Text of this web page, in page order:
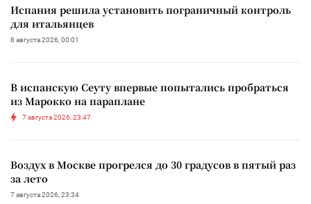
Испания решила установить пограничный контроль
для итальянцев
8 августа 2026, 00:01
В испанскую Сеуту впервые попытались пробраться
из Марокко на параплане
7 августа 2026, 23:47
Воздух в Москве прогрелся до 30 градусов в пятый раз
за лето
7 августа 2026, 23:34